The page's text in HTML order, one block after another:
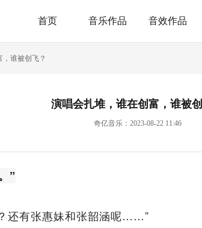
首页 音乐作品 音效作品
谁被创飞？
演唱会扎堆，谁在创富，谁被
奇亿音乐：2023-08-22 11:46
”
还有张惠妹和张韶涵呢……”